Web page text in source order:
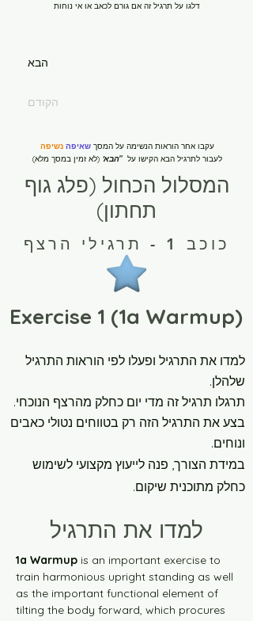
New Page
New Page
New Page
התחל.י כאן
ירוק רמה-1 10 דקות
ירוק רמה-1 30 דקות
ירוק רמה-2 10 דקות
ירוק רמה-2 30 דקות
רמה-1 30 דקות
רמה-2 10 דקות
דלגו על תרגיל זה אם גורם לכאב או אי נוחות
הבא
הקודם
המסלול הכחול (פלג גוף
תחתון)
כוכב 1 - תרגילי הרצף
Exercise 1 (1a Warmup)
למדו את התרגיל ופעלו לפי הוראות התרגיל
שלהלן.
תרגלו תרגיל זה מדי יום כחלק מהרצף הנוכחי.
בצע את התרגיל הזה רק בטווחים נטולי כאבים
ונוחים.
במידת הצורך, פנה לייעוץ מקצועי לשימוש
כחלק מתוכנית שיקום.
למדו את התרגיל
1a Warmup is an important exercise to
train harmonious upright standing as well
as the important functional element of
tilting the body forward, which procures
עקבו אחר הוראות הנשימה על המסךשאיפה נשיפה
לעבור לתרגיל הבא הקישו על"הבא' (לא זמין במסך מלא)